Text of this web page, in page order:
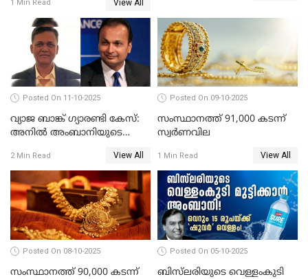
പവന് കൂടിയത് 400 രൂപ
1 Min Read View All
Posted On 11-10-2025
വ്യാജ ബാങ്ക് ഗ്യാരണ്ടി കേസ്:
അനിൽ അംബാനിയുടെ
അറസ്റ്റിൽ; ഇഡി അന്വേഷണം
വ്യാപിപ്പിക്കുന്നു
2 Min Read View All
Posted On 09-10-2025
സംസ്ഥാനത്ത് 91,000 കടന്ന്
സ്വര്‍ണവില
1 Min Read View All
Posted On 08-10-2025
സംസ്ഥാനത്ത് 90,000 കടന്ന്
Posted On 05-10-2025
ബിസ്‌ലരിയുടെ വെള്ളംകുടി